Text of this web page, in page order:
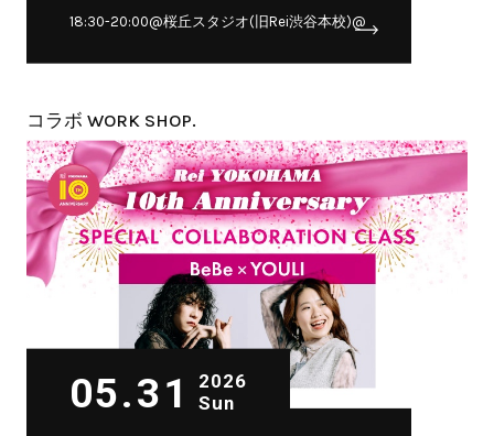
Suiha×MIZUHO SPECIAL
18:30-20:00@桜丘スタジオ(旧Rei渋谷本校)@
コラボ WORK SHOP.
05.31
2026
Sun